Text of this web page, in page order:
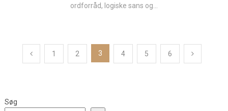
ordforråd, logiske sans og...
Indlægsinddeling
1 2 3 4 5 6
Søg